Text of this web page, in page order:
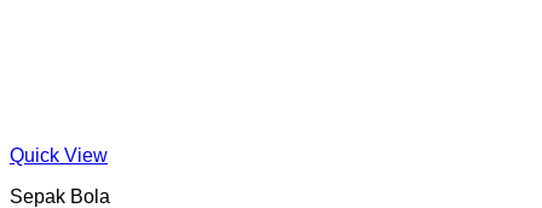
Quick View
Sepak Bola